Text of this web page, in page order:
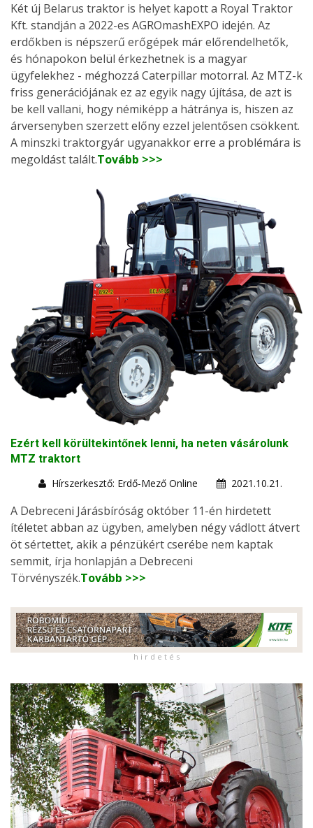
Két új Belarus traktor is helyet kapott a Royal Traktor
Kft. standján a 2022-es AGROmashEXPO idején. Az
erdőkben is népszerű erőgépek már előrendelhetők,
és hónapokon belül érkezhetnek is a magyar
ügyfelekhez - méghozzá Caterpillar motorral. Az MTZ-k
friss generációjának ez az egyik nagy újítása, de azt is
be kell vallani, hogy némiképp a hátránya is, hiszen az
árversenyben szerzett előny ezzel jelentősen csökkent.
A minszki traktorgyár ugyanakkor erre a problémára is
megoldást talált.Tovább >>>
Ezért kell körültekintőnek lenni, ha neten vásárolunk
MTZ traktort
Hírszerkesztő: Erdő-Mező Online
2021.10.21.
A Debreceni Járásbíróság október 11-én hirdetett
ítéletet abban az ügyben, amelyben négy vádlott átvert
öt sértettet, akik a pénzükért cserébe nem kaptak
semmit, írja honlapján a Debreceni
Törvényszék.Tovább >>>
h i r d e t é s